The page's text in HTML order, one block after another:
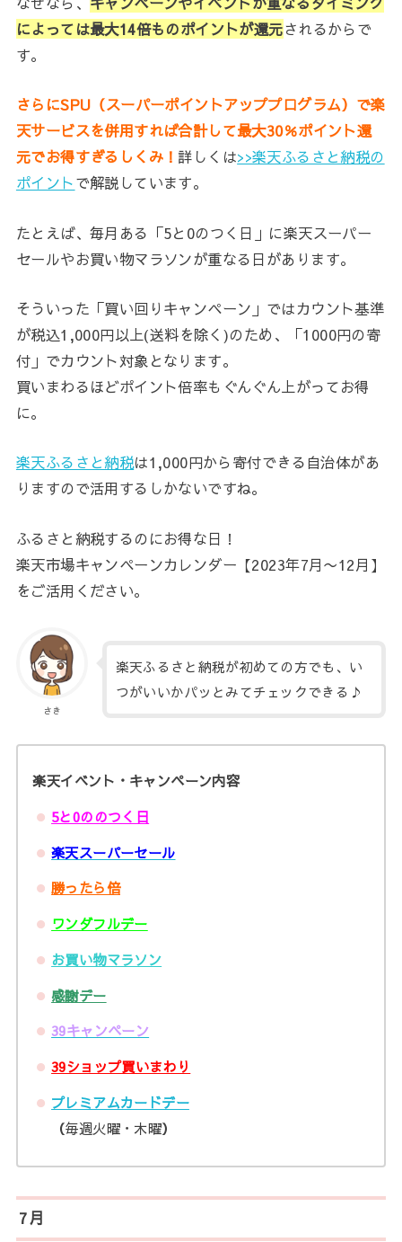
によっては最大14倍ものポイントが還元されるからで
す。
さらにSPU （スーパーポイントアッププログラム） で楽
天サービスを併用すれば合計して最大30％ポイント還
元でお得すぎるしくみ！ 詳しくは>>楽天ふるさと納税の
ポイントで解説しています。
たとえば、毎月ある「5と0のつく日」に楽天スーパー
セールやお買い物マラソンが重なる日があります。
そういった「買い回りキャンペーン」ではカウント基準
が税込1,000円以上(送料を除く)のため、「1000円の寄
付」でカウント対象となります。
買いまわるほどポイント倍率もぐんぐん上がってお得
に。
楽天ふるさと納税は1,000円から寄付できる自治体があ
りますので活用するしかないですね。
ふるさと納税するのにお得な日！
楽天市場キャンペーンカレンダー【2023年7月〜12月】
をご活用ください。
さき
楽天ふるさと納税が初めての方でも、い
つがいいかパッとみてチェックできる♪
楽天イベント・キャンペーン内容
5と0ののつく日
楽天スーパーセール
勝ったら倍
ワンダフルデー
お買い物マラソン
感謝デー
39キャンペーン
39ショップ買いまわり
プレミアムカードデー
（毎週火曜・木曜）
7月